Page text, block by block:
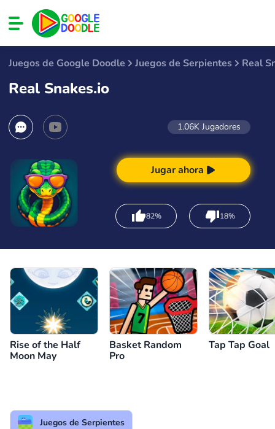
Juegos de Google Doodle Juegos de Serpientes Real
Real Snakes.io
1.06K Jugadores
Jugar ahora
82% 18%
Rise of the Half
Moon May
Basket Random
Pro
Tap Tap Goal
Juegos de Serpientes